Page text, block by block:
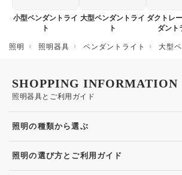
小型ペンダントライ
ト
大型ペンダントライ
ト
ダクトレ
ダント
照明 照明器具 ペンダントライト 大型
照明器具とご利用ガイド
SHOPPING INFORMATION
照明の種類から選ぶ
照明の選び方とご利用ガイド